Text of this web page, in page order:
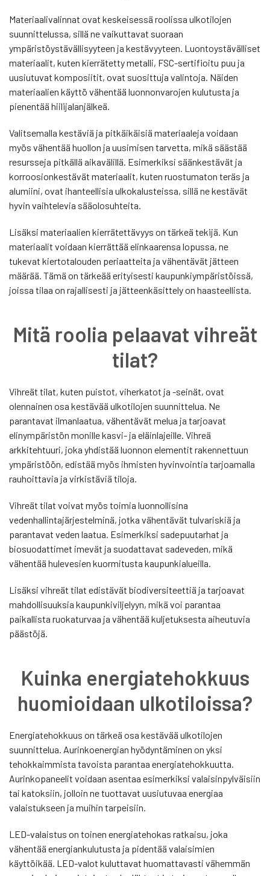
Materiaalivalinnat ovat keskeisessä roolissa ulkotilojen
suunnittelussa, sillä ne vaikuttavat suoraan
ympäristöystävällisyyteen ja kestävyyteen. Luontoystävälliset
materiaalit, kuten kierrätetty metalli, FSC-sertifioitu puu ja
uusiutuvat komposiitit, ovat suosittuja valintoja. Näiden
materiaalien käyttö vähentää luonnonvarojen kulutusta ja
pienentää hiilijalanjälkeä.
Valitsemalla kestäviä ja pitkäikäisiä materiaaleja voidaan
myös vähentää huollon ja uusimisen tarvetta, mikä säästää
resursseja pitkällä aikavälillä. Esimerkiksi säänkestävät ja
korroosionkestävät materiaalit, kuten ruostumaton teräs ja
alumiini, ovat ihanteellisia ulkokalusteissa, sillä ne kestävät
hyvin vaihtelevia sääolosuhteita.
Lisäksi materiaalien kierrätettävyys on tärkeä tekijä. Kun
materiaalit voidaan kierrättää elinkaarensa lopussa, ne
tukevat kiertotalouden periaatteita ja vähentävät jätteen
määrää. Tämä on tärkeää erityisesti kaupunkiympäristöissä,
joissa tilaa on rajallisesti ja jätteenkäsittely on haasteellista.
Mitä roolia pelaavat vihreät
tilat?
Vihreät tilat, kuten puistot, viherkatot ja -seinät, ovat
olennainen osa kestävää ulkotilojen suunnittelua. Ne
parantavat ilmanlaatua, vähentävät melua ja tarjoavat
elinympäristön monille kasvi- ja eläinlajeille. Vihreä
arkkitehtuuri, joka yhdistää luonnon elementit rakennettuun
ympäristöön, edistää myös ihmisten hyvinvointia tarjoamalla
rauhoittavia ja virkistäviä tiloja.
Vihreät tilat voivat myös toimia luonnollisina
vedenhallintajärjestelminä, jotka vähentävät tulvariskiä ja
parantavat veden laatua. Esimerkiksi sadepuutarhat ja
biosuodattimet imevät ja suodattavat sadeveden, mikä
vähentää hulevesien kuormitusta kaupunkialueilla.
Lisäksi vihreät tilat edistävät biodiversiteettiä ja tarjoavat
mahdollisuuksia kaupunkiviljelyyn, mikä voi parantaa
paikallista ruokaturvaa ja vähentää kuljetuksesta aiheutuvia
päästöjä.
Kuinka energiatehokkuus
huomioidaan ulkotiloissa?
Energiatehokkuus on tärkeä osa kestävää ulkotilojen
suunnittelua. Aurinkoenergian hyödyntäminen on yksi
tehokkaimmista tavoista parantaa energiatehokkuutta.
Aurinkopaneelit voidaan asentaa esimerkiksi valaisinpylväisiin
tai katoksiin, jolloin ne tuottavat uusiutuvaa energiaa
valaistukseen ja muihin tarpeisiin.
LED-valaistus on toinen energiatehokas ratkaisu, joka
vähentää energiankulutusta ja pidentää valaisimien
käyttöikää. LED-valot kuluttavat huomattavasti vähemmän